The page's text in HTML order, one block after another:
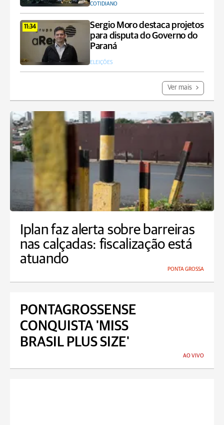
COTIDIANO
11:34
Sergio Moro destaca projetos
para disputa do Governo do
Paraná
ELEIÇÕES
Ver mais
Iplan faz alerta sobre barreiras
nas calçadas: fiscalização está
atuando
PONTA GROSSA
PONTAGROSSENSE
CONQUISTA 'MISS
BRASIL PLUS SIZE'
AO VIVO